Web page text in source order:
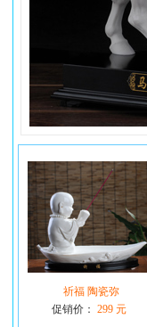
祈福 陶瓷弥
促销价： 299 元